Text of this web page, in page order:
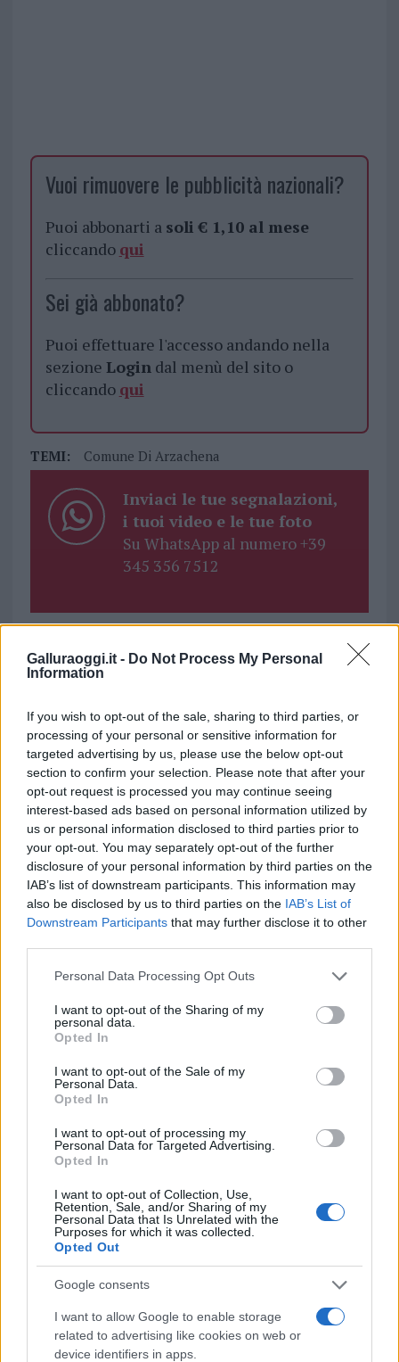
Galluraoggi.it - Do Not Process My Personal
Information
If you wish to opt-out of the sale, sharing to third parties, or
processing of your personal or sensitive information for
targeted advertising by us, please use the below opt-out
section to confirm your selection. Please note that after your
opt-out request is processed you may continue seeing
interest-based ads based on personal information utilized by
us or personal information disclosed to third parties prior to
your opt-out. You may separately opt-out of the further
disclosure of your personal information by third parties on the
IAB’s list of downstream participants. This information may
also be disclosed by us to third parties on the IAB’s List of
Downstream Participants that may further disclose it to other
Please note that this website/app uses one or more Google
not limited to your visit or usage behaviour. You may click to
grant or deny consent to Google and its third-party tags to
use your data for below specified purposes in below Google
consent section.
Personal Data Processing Opt Outs
I want to opt-out of the Sharing of my
personal data.
Opted In
I want to opt-out of the Sale of my
Personal Data.
Opted In
I want to opt-out of processing my
Personal Data for Targeted Advertising.
Opted In
I want to opt-out of Collection, Use,
Retention, Sale, and/or Sharing of my
Personal Data that Is Unrelated with the
Purposes for which it was collected.
Opted Out
Google consents
I want to allow Google to enable storage
related to advertising like cookies on web or
device identifiers in apps.
Vuoi rimuovere le pubblicità nazionali?
Puoi abbonarti a soli € 1,10 al mese
cliccando qui
Sei già abbonato?
Puoi effettuare l'accesso andando nella
sezione Logindal menù del sito o
cliccando qui
TEMI: Comune Di Arzachena
Inviaci le tue segnalazioni,
i tuoi video e le tue foto
Su WhatsApp al numero +39
345 356 7512
Notizie in tempo reale?
Ricevi le nostre ultime news
daGoogle News
Condividi l'articolo
F
a
ce
b
o
o
k
T
w
it
te
r
Pi
n
te
st
W
h
at
A
p
S
h
a
Articolo precedente
Maxi piano tra Smeralda Holding e il Comune di
Arzachena
Salvini al concerto per De Andrè, la nipote: “Mio
nonno gli avrebbe chiesto che cazzo ci faceva”
Stop ai cantieri privati a Olbia, nuove regole
anche a San Pantaleo